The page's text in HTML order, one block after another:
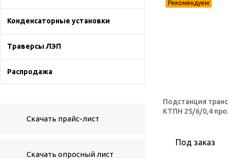
Конденсаторные установки
Траверсы ЛЭП
Распродажа
Скачать прайс-лист
Скачать опросный лист
Подстанция
КТПН 25/6/0,4
Под заказ